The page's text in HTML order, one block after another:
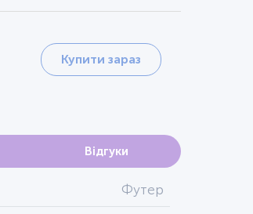
Купити зараз
Відгуки
Футер